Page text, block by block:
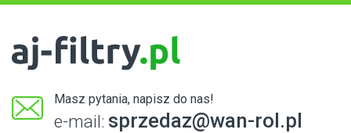
Masz pytania, napisz do nas!
e-mail: sprzedaz@wan-rol.pl